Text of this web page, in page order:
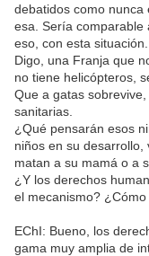
debatidos como nunca
esa. Sería comparable
eso, con esta situación.
Digo, una Franja que
no tiene helicópteros,
Que a gatas
sanitarias.
¿Qué pensarán esos
niños en su
matan a su mamá o a
¿Y los derechos
el mecanismo?
EChI: Bueno, los
gama muy amplia de